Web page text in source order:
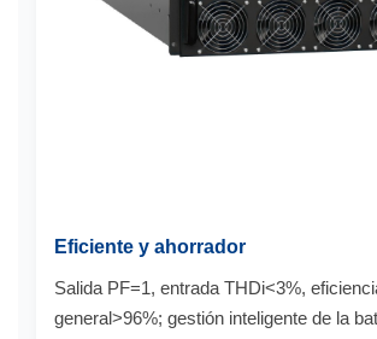
Eficiente y ahorrador
Salida PF=1, entrada THDi<3%,
general>96%; gestión inteligente de la